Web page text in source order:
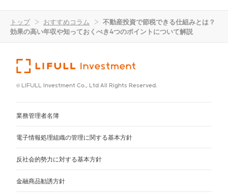
トップ > おすすめコラム > 不動産投資で節税できる仕組みとは？
効果の高い年収や知っておくべき4つのポイントについて解説
© LIFULL Investment Co., Ltd All Rights Reserved.
業務管理者名簿
電子情報処理組織の管理に関する基本方針
反社会的勢力に対する基本方針
金融商品勧誘方針